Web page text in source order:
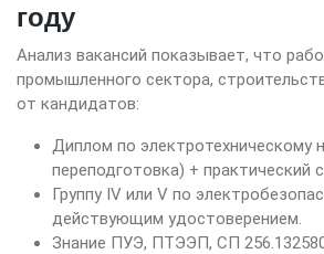
году
Анализ вакансий показывает, что
промышленного сектора,
от кандидатов:
Диплом по электротехническому
переподготовка) + практический
Группу IV или V по
действующим удостоверением.
Знание ПУЭ, ПТЭЭП, СП